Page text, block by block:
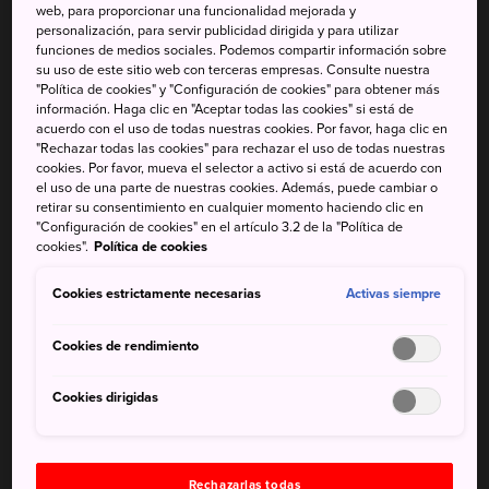
cerámica
La cerámica ha tenido un papel importante en la historia y
la cultura de Mashiko. En el Museo de Arte de la Cerámica
Mashiko descubrirás piezas originales de cerámica
Mashiko que incentivaron una explosión de creatividad en
esta pequeña localidad.
Participar en una ceremonia del té en la casa de
web, para proporcionar una funcionalidad mejorada y
personalización, para servir publicidad dirigida y para utilizar
funciones de medios sociales. Podemos compartir información sobre
su uso de este sitio web con terceras empresas. Consulte nuestra
"Política de cookies" y "Configuración de cookies" para obtener más
información. Haga clic en "Aceptar todas las cookies" si está de
acuerdo con el uso de todas nuestras cookies. Por favor, haga clic en
"Rechazar todas las cookies" para rechazar el uso de todas nuestras
cookies. Por favor, mueva el selector a activo si está de acuerdo con
el uso de una parte de nuestras cookies. Además, puede cambiar o
retirar su consentimiento en cualquier momento haciendo clic en
"Configuración de cookies" en el artículo 3.2 de la "Política de
cookies". Política de cookies
Cookies estrictamente necesarias Activas siempre
Cookies de rendimiento
Cookies dirigidas
Rechazarlas todas